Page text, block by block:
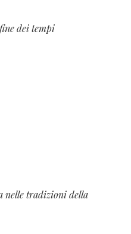
dei tempi
nelle tradizioni della